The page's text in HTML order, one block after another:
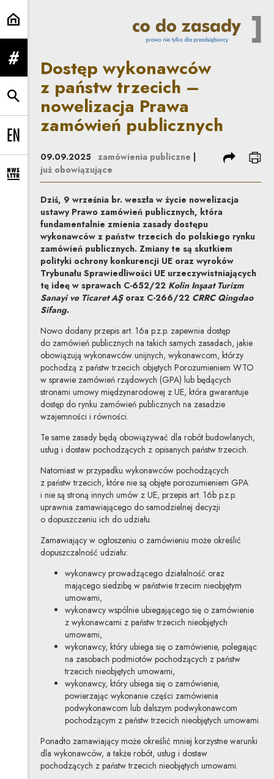
Dostęp wykonawców z państw
rozwiń menu
rozwiń wyszukiwarkę
Change language to EN
rozwiń formularz zapisu na newsletter
Dostęp wykonawców
z państw trzecich –
nowelizacja Prawa
zamówień publicznych
09.09.2025 zamówienia publiczne
już obowiązujące
podziel się
Dziś, 9 września br. weszła w życie nowelizacja
ustawy Prawo zamówień publicznych, która
fundamentalnie zmienia zasady dostępu
wykonawców z państw trzecich do polskiego rynku
zamówień publicznych. Zmiany te są skutkiem
polityki ochrony konkurencji UE oraz wyroków
Trybunału Sprawiedliwości UE urzeczywistniających
tę ideę w sprawach C-652/22 Kolin Inşaat Turizm
Sanayi ve Ticaret AŞoraz C-266/22 CRRC Qingdao
Sifang.
Nowo dodany przepis art. 16a p.z.p. zapewnia dostęp
do zamówień publicznych na takich samych zasadach, jakie
obowiązują wykonawców unijnych, wykonawcom, którzy
pochodzą z państw trzecich objętych Porozumieniem WTO
w sprawie zamówień rządowych (GPA) lub będących
stronami umowy międzynarodowej z UE, która gwarantuje
dostęp do rynku zamówień publicznych na zasadzie
wzajemności i równości.
Te same zasady będą obowiązywać dla robót budowlanych,
usług i dostaw pochodzących z opisanych państw trzecich.
Natomiast w przypadku wykonawców pochodzących
z państw trzecich, które nie są objęte porozumieniem GPA
i nie są stroną innych umów z UE, przepis art. 16b p.z.p.
uprawnia zamawiającego do samodzielnej decyzji
o dopuszczeniu ich do udziału.
Zamawiający w ogłoszeniu o zamówieniu może określić
dopuszczalność udziału:
wykonawcy prowadzącego działalność oraz
mającego siedzibę w państwie trzecim nieobjętym
umowami,
wykonawcy wspólnie ubiegającego się o zamówienie
z wykonawcami z państw trzecich nieobjętych
umowami,
wykonawcy, który ubiega się o zamówienie, polegając
na zasobach podmiotów pochodzących z państw
trzecich nieobjętych umowami,
wykonawcy, który ubiega się o zamówienie,
powierzając wykonanie części zamówienia
podwykonawcom lub dalszym podwykonawcom
pochodzącym z państw trzecich nieobjętych umowami.
Ponadto zamawiający może określić mniej korzystne warunki
dla wykonawców, a także robót, usług i dostaw
pochodzących z państw trzecich nieobjętych umowami.